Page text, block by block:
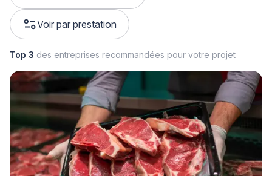
Voir par prestation
Top 3 des entreprises recommandées pour votre projet